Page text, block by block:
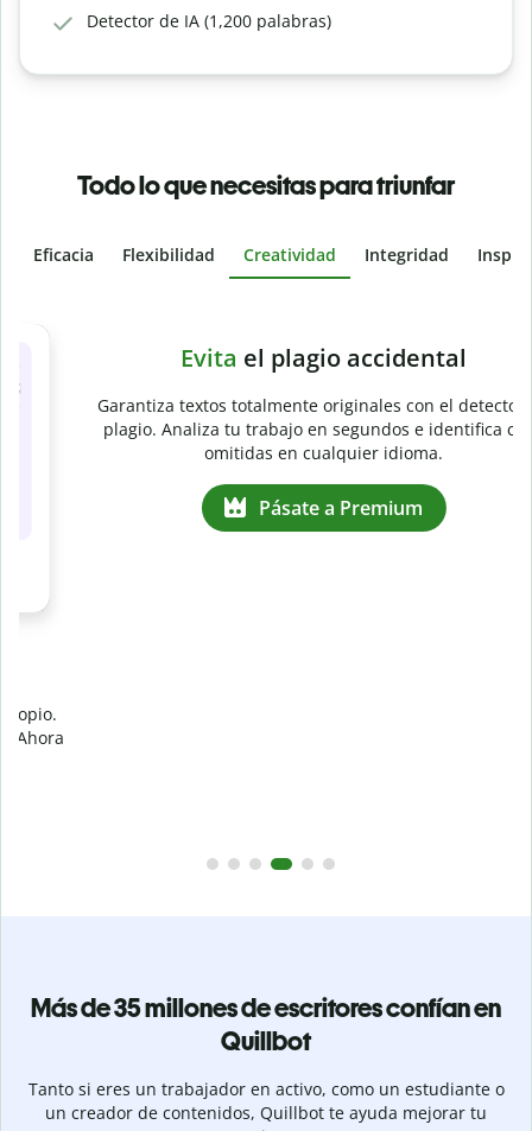
Detector de IA (1,200 palabras)
Todo lo que necesitas para triunfar
Eficacia Flexibilidad Creatividad Integridad
Slide 4 of 6
Garantiza textos totalmente originales con el detector de
plagio. Analiza tu trabajo en segundos e identifica citas
Más de 35 millones de escritores confían en
Quillbot
Tanto si eres un trabajador en activo, como un estudiante o
un creador de contenidos, Quillbot te ayuda mejorar tu